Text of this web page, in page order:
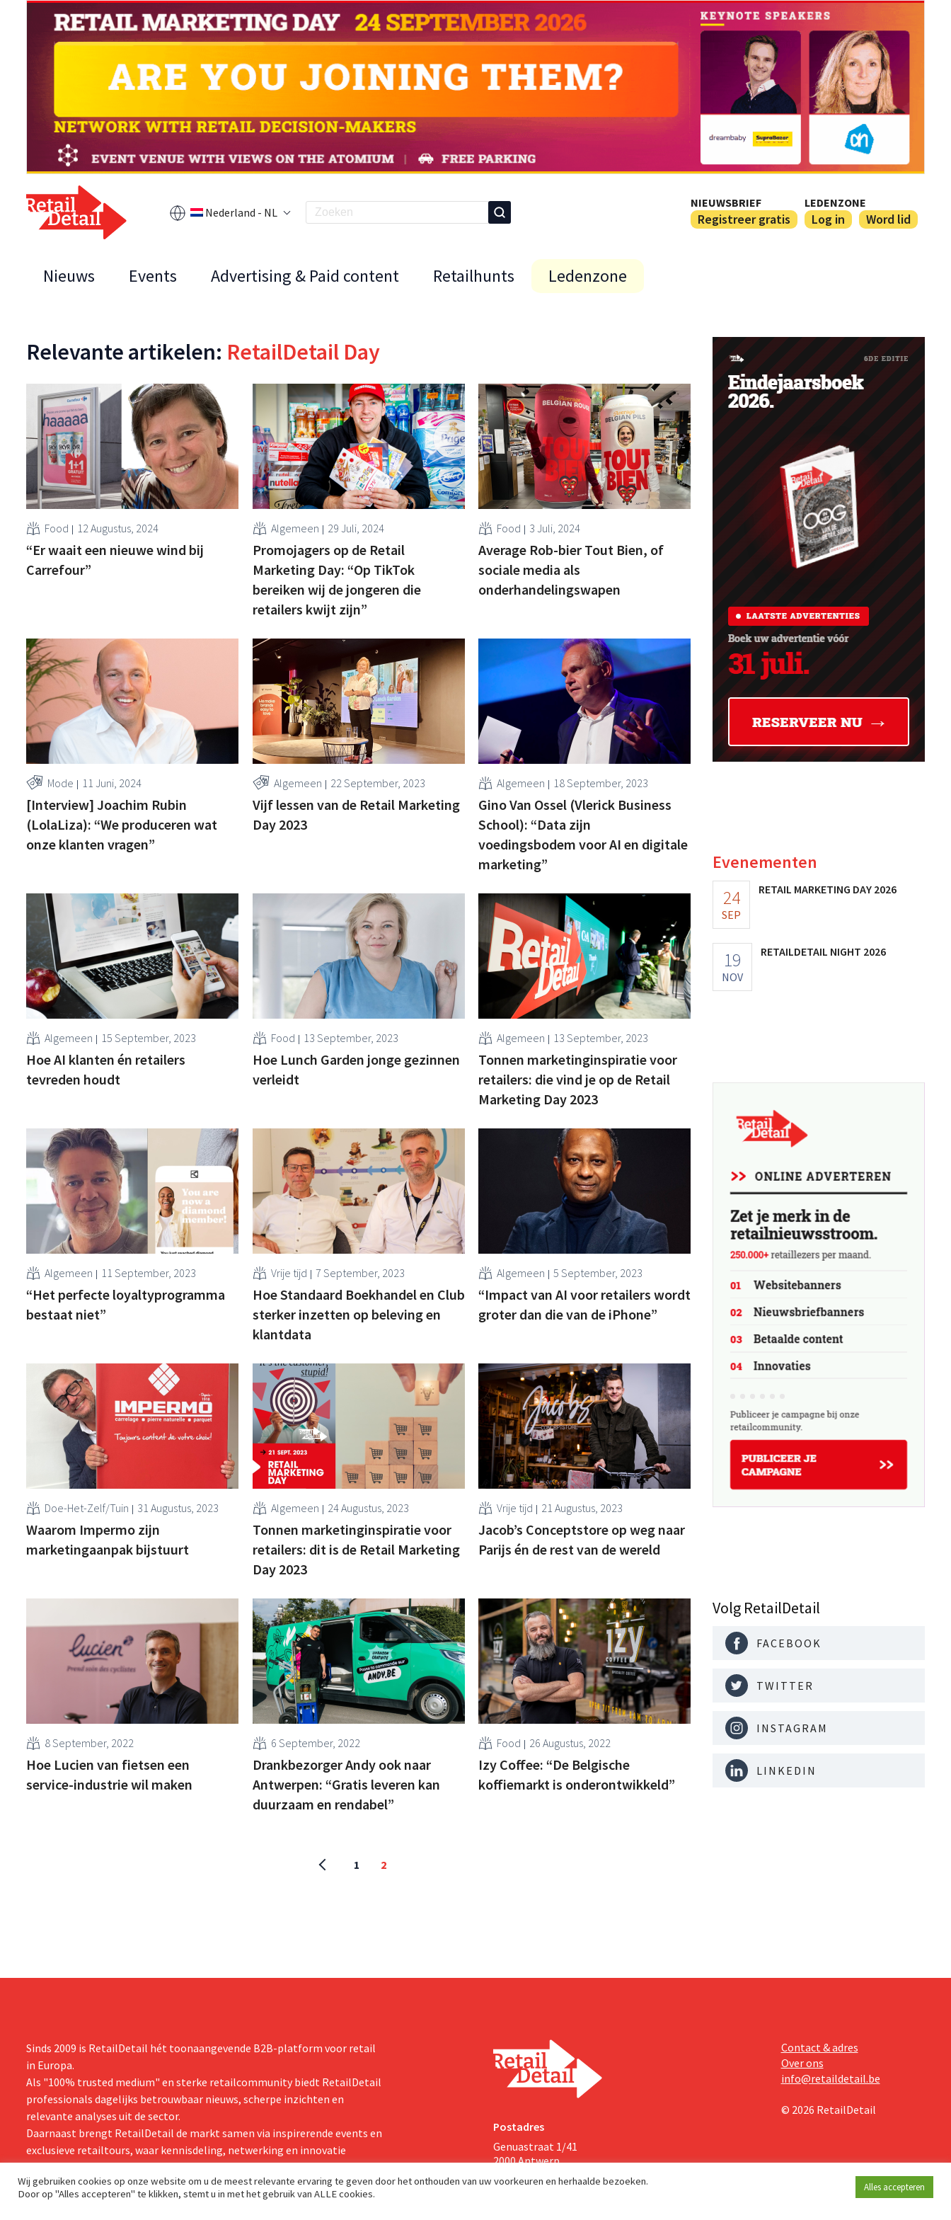
Nederland - NL
NIEUWSBRIEF
Registreer gratis
LEDENZONE
Log in Word lid
Nieuws Events Advertising & Paid content Retailhunts Ledenzone
Relevante artikelen: RetailDetail Day
Food 12 Augustus, 2024
“Er waait een nieuwe wind bij
Carrefour”
Algemeen 29 Juli, 2024
Promojagers op de Retail
Marketing Day: “Op TikTok
bereiken wij de jongeren die
retailers kwijt zijn”
Food 3 Juli, 2024
Average Rob-bier Tout Bien, of
sociale media als
onderhandelingswapen
Mode 11 Juni, 2024
[Interview] Joachim Rubin
(LolaLiza): “We produceren wat
onze klanten vragen”
Algemeen 22 September, 2023
Vijf lessen van de Retail Marketing
Day 2023
Algemeen 18 September, 2023
Gino Van Ossel (Vlerick Business
School): “Data zijn
voedingsbodem voor AI en digitale
marketing”
Algemeen 15 September, 2023
Hoe AI klanten én retailers
tevreden houdt
Food 13 September, 2023
Hoe Lunch Garden jonge gezinnen
verleidt
Algemeen 13 September, 2023
Tonnen marketinginspiratie voor
retailers: die vind je op de Retail
Marketing Day 2023
Algemeen 11 September, 2023
“Het perfecte loyaltyprogramma
bestaat niet”
Vrije tijd 7 September, 2023
Hoe Standaard Boekhandel en Club
sterker inzetten op beleving en
klantdata
Algemeen 5 September, 2023
“Impact van AI voor retailers wordt
groter dan die van de iPhone”
Doe-Het-Zelf/Tuin 31 Augustus, 2023
Waarom Impermo zijn
marketingaanpak bijstuurt
Algemeen 24 Augustus, 2023
Tonnen marketinginspiratie voor
retailers: dit is de Retail Marketing
Day 2023
Vrije tijd 21 Augustus, 2023
Jacob’s Conceptstore op weg naar
Parijs én de rest van de wereld
8 September, 2022
Hoe Lucien van fietsen een
service-industrie wil maken
6 September, 2022
Drankbezorger Andy ook naar
Antwerpen: “Gratis leveren kan
duurzaam en rendabel”
Food 26 Augustus, 2022
Izy Coffee: “De Belgische
koffiemarkt is onderontwikkeld”
1 2
Evenementen
24
SEP
RETAIL MARKETING DAY 2026
19
NOV
RETAILDETAIL NIGHT 2026
Volg RetailDetail
FACEBOOK
TWITTER
INSTAGRAM
LINKEDIN
Sinds 2009 is RetailDetail hét toonaangevende B2B-platform voor retail
in Europa.
Als "100% trusted medium" en sterke retailcommunity biedt RetailDetail
professionals dagelijks betrouwbaar nieuws, scherpe inzichten en
relevante analyses uit de sector.
Daarnaast brengt RetailDetail de markt samen via inspirerende events en
exclusieve retailtours, waar kennisdeling, netwerking en innovatie
centraal staan.
Postadres
Genuastraat 1/41
2000 Antwerp
Contact & adres
Over ons
info@retaildetail.be
© 2026 RetailDetail
Wij gebruiken cookies op onze website om u de meest relevante ervaring te geven door het onthouden van uw voorkeuren en herhaalde bezoeken.
Door op "Alles accepteren" te klikken, stemt u in met het gebruik van ALLE cookies.
Alles accepteren